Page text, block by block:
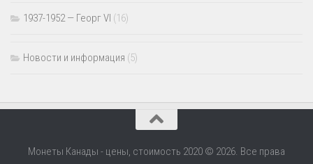
1937-1952 — Георг VI (16)
Новости и информация (5)
Монеты Канады - цены, стоимость 2020 © 2026. Все права